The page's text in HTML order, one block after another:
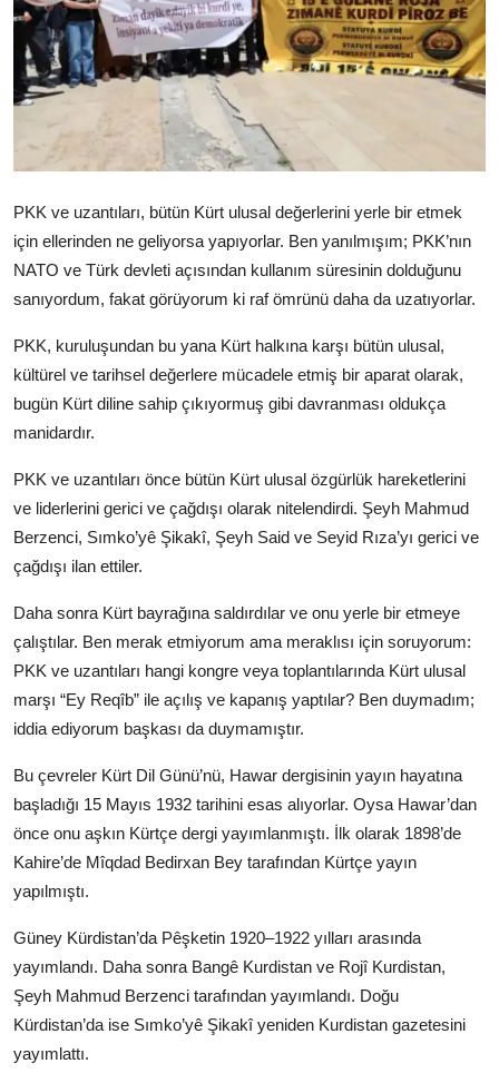
Video
Yazarlar
Arşiv
İletişim
Türkçe Kurdi
PKK ve uzantıları, bütün Kürt ulusal değerlerini yerle bir etmek
için ellerinden ne geliyorsa yapıyorlar. Ben yanılmışım; PKK’nın
NATO ve Türk devleti açısından kullanım süresinin dolduğunu
sanıyordum, fakat görüyorum ki raf ömrünü daha da uzatıyorlar.
PKK, kuruluşundan bu yana Kürt halkına karşı bütün ulusal,
kültürel ve tarihsel değerlere mücadele etmiş bir aparat olarak,
bugün Kürt diline sahip çıkıyormuş gibi davranması oldukça
manidardır.
PKK ve uzantıları önce bütün Kürt ulusal özgürlük hareketlerini
ve liderlerini gerici ve çağdışı olarak nitelendirdi. Şeyh Mahmud
Berzenci, Sımko’yê Şikakî, Şeyh Said ve Seyid Rıza’yı gerici ve
çağdışı ilan ettiler.
Daha sonra Kürt bayrağına saldırdılar ve onu yerle bir etmeye
çalıştılar. Ben merak etmiyorum ama meraklısı için soruyorum:
PKK ve uzantıları hangi kongre veya toplantılarında Kürt ulusal
marşı “Ey Reqîb” ile açılış ve kapanış yaptılar? Ben duymadım;
iddia ediyorum başkası da duymamıştır.
Bu çevreler Kürt Dil Günü’nü, Hawar dergisinin yayın hayatına
başladığı 15 Mayıs 1932 tarihini esas alıyorlar. Oysa Hawar’dan
önce onu aşkın Kürtçe dergi yayımlanmıştı. İlk olarak 1898’de
Kahire’de Mîqdad Bedirxan Bey tarafından Kürtçe yayın
yapılmıştı.
Güney Kürdistan’da Pêşketin 1920–1922 yılları arasında
yayımlandı. Daha sonra Bangê Kurdistan ve Rojî Kurdistan,
Şeyh Mahmud Berzenci tarafından yayımlandı. Doğu
Kürdistan’da ise Sımko’yê Şikakî yeniden Kurdistan gazetesini
yayımlattı.